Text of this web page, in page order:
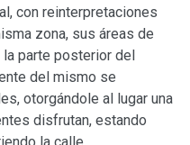
con reinterpretaciones
zona, sus áreas de
parte posterior del
del mismo se
otorgándole al lugar una
disfrutan, estando